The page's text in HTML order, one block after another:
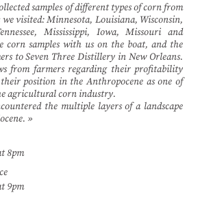
samples of different types of corn from
visited: Minnesota, Louisiana, Wisconsin,
Mississippi, Iowa, Missouri and
corn samples with us on the boat, and the
to Seven Three Distillery in New Orleans.
from farmers regarding their profitability
position in the Anthropocene as one of
agricultural corn industry.
the multiple layers of a landscape
»
8pm
9pm